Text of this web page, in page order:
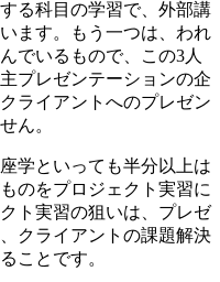
る科目の学習で、外部講
ます。もう一つは、われ
でいるもので、この3人
プレゼンテーションの企
ライアントへのプレゼン
ん。
学といっても半分以上は
のをプロジェクト実習に
ト実習の狙いは、プレゼ
クライアントの課題解決
ことです。